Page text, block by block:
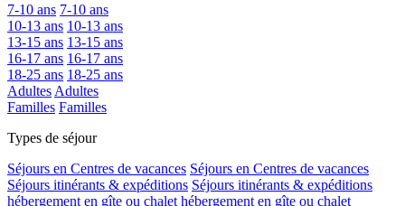
7-10 ans 7-10 ans
10-13 ans 10-13 ans
13-15 ans 13-15 ans
16-17 ans 16-17 ans
18-25 ans 18-25 ans
Adultes Adultes
Familles Familles
Types de séjour
Séjours en Centres de vacances Séjours en Centres de vacances
Séjours itinérants & expéditions Séjours itinérants & expéditions
hébergement en gîte ou chalet hébergement en gîte ou chalet